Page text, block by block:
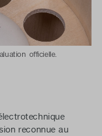
officielle.
reconnue au